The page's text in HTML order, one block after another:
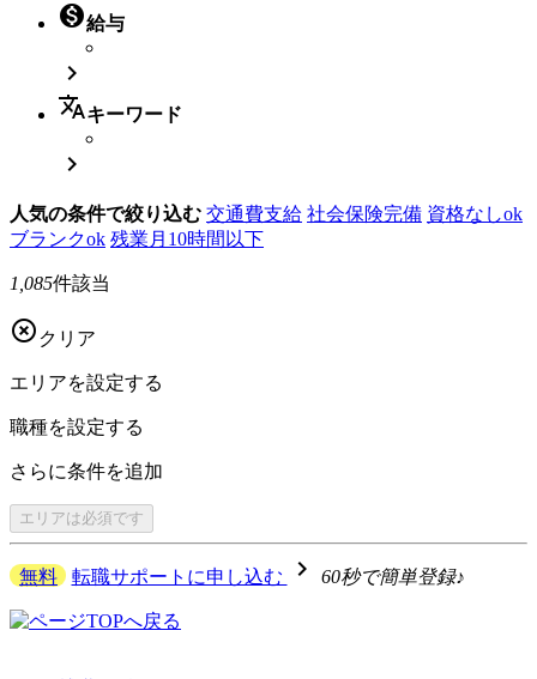
給与

translateキーワード

人気の条件で絞り込む 交通費支給 社会保険完備 資格なしok
ブランクok 残業月10時間以下
1,085件該当
 クリア
エリアを設定する
職種を設定する
さらに条件を追加
エリアは必須です
無料 転職サポートに申し込む navigate_next 60秒で簡単登録♪